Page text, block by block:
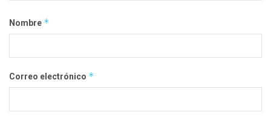
Nombre *
Correo electrónico *